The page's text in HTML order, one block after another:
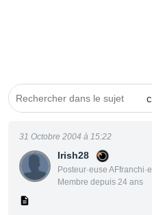
Irish28
Posteur·euse AFfranchi·e
Membre depuis 24 ans
31 Octobre 2004 à 15:22